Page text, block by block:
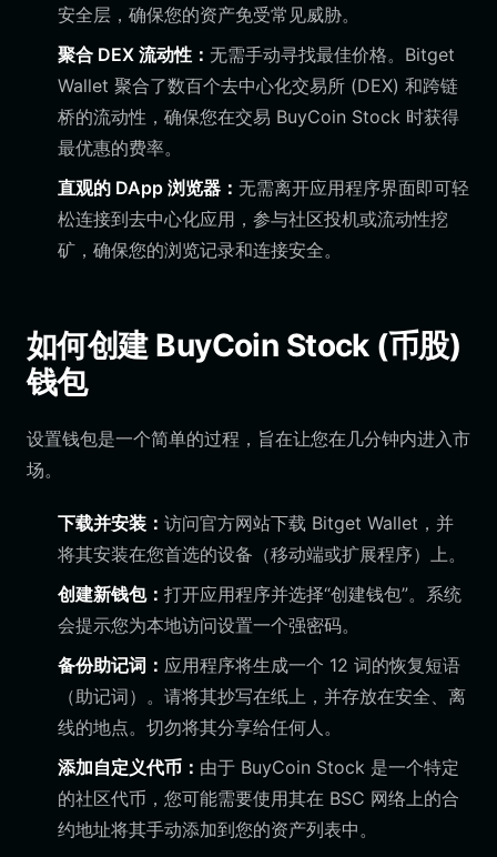
安全层，确保您的资产免受常见威胁。
聚合 DEX 流动性： 无需手动寻找最佳价格。Bitget
Wallet 聚合了数百个去中心化交易所 (DEX) 和跨链
桥的流动性，确保您在交易 BuyCoin Stock 时获得
最优惠的费率。
直观的 DApp 浏览器： 无需离开应用程序界面即可轻
松连接到去中心化应用，参与社区投机或流动性挖
矿，确保您的浏览记录和连接安全。
如何创建 BuyCoin Stock (币股)
钱包
设置钱包是一个简单的过程，旨在让您在几分钟内进入市
场。
下载并安装： 访问官方网站下载 Bitget Wallet，并
将其安装在您首选的设备（移动端或扩展程序）上。
创建新钱包： 打开应用程序并选择“创建钱包”。系统
会提示您为本地访问设置一个强密码。
备份助记词： 应用程序将生成一个 12 词的恢复短语
（助记词）。请将其抄写在纸上，并存放在安全、离
线的地点。切勿将其分享给任何人。
添加自定义代币： 由于 BuyCoin Stock 是一个特定
的社区代币，您可能需要使用其在 BSC 网络上的合
约地址将其手动添加到您的资产列表中。